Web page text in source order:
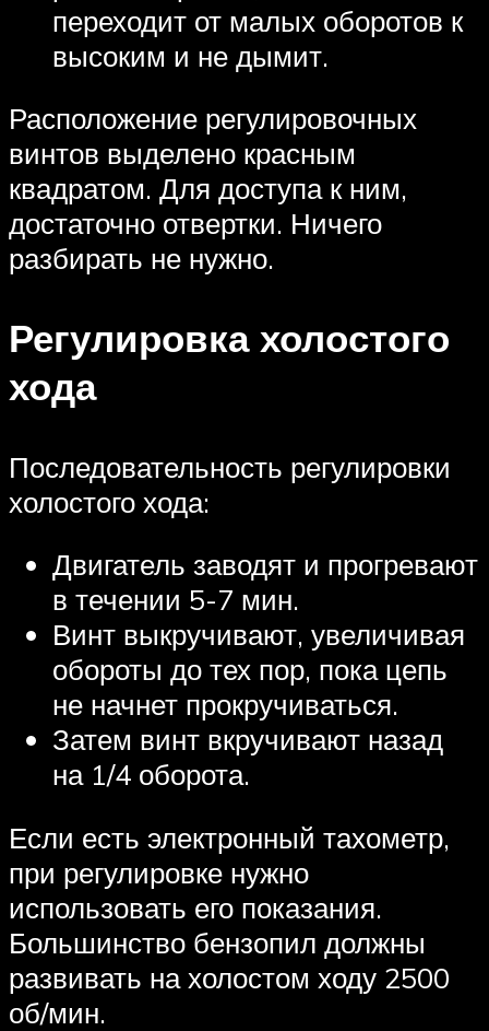
переходит от малых оборотов к
высоким и не дымит.
Расположение регулировочных
винтов выделено красным
квадратом. Для доступа к ним,
достаточно отвертки. Ничего
разбирать не нужно.
Регулировка холостого
хода
Последовательность регулировки
холостого хода:
Двигатель заводят и прогревают
в течении 5-7 мин.
Винт выкручивают, увеличивая
обороты до тех пор, пока цепь
не начнет прокручиваться.
Затем винт вкручивают назад
на 1/4 оборота.
Если есть электронный тахометр,
при регулировке нужно
использовать его показания.
Большинство бензопил должны
развивать на холостом ходу 2500
об/мин.